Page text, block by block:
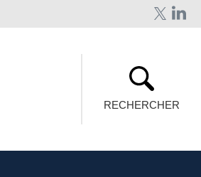
RECHERCHER